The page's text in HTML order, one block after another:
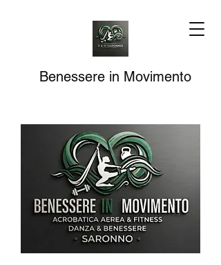
Benessere in Movimento